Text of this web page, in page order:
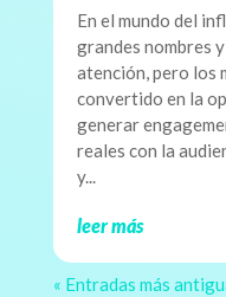
En el mundo del
grandes nombres
atención, pero los
convertido en la
generar
reales con la
y...
leer más
« Entradas más